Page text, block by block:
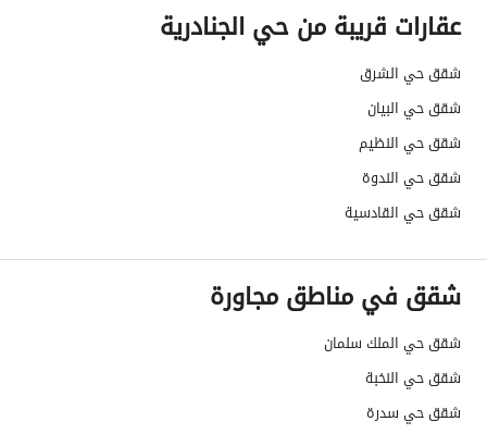
الضمانات والمدة
يوجد
قنوات الاعلان
هل يوجد اي التزام على
العقار ؟
مطابقة لكود البناء
العقار مرهون
لا
العقار مقيد
رقم الأرض
عقارات قريبة من حي الجنادرية
شقق حي الشرق
شقق حي البيان
شقق حي النظيم
شقق حي الندوة
شقق حي القادسية
شقق في مناطق مجاورة
شقق حي الملك سلمان
شقق حي النخبة
شقق حي سدرة